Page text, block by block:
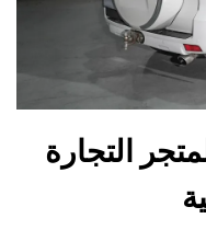
التجارة